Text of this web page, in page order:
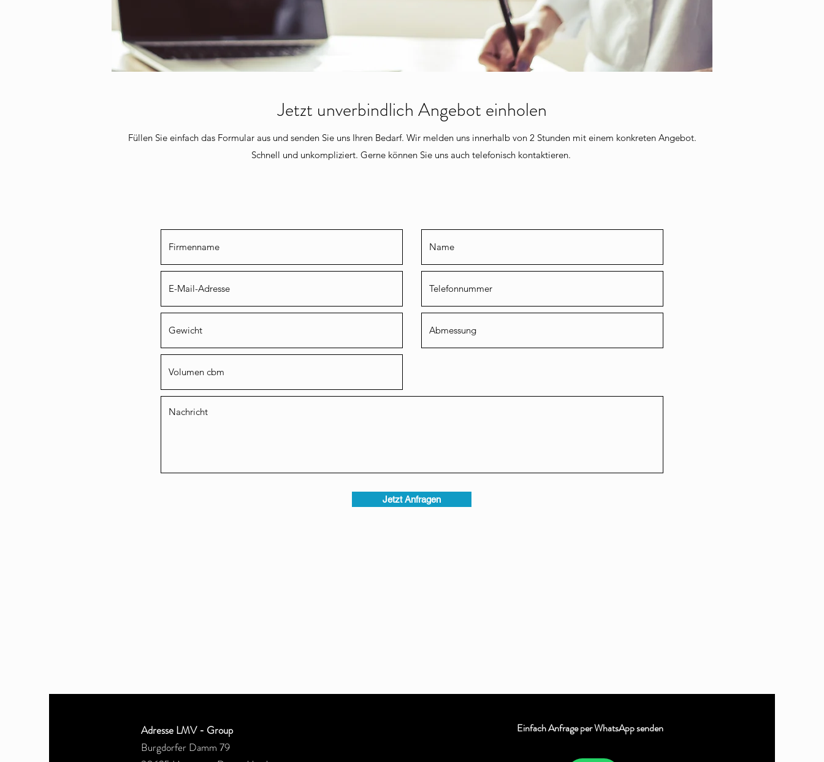
Jetzt unverbindlich Angebot einholen
Füllen Sie einfach das Formular aus und senden Sie uns Ihren Bedarf. Wir melden uns innerhalb von 2 Stunden mit einem konkreten Angebot.
Schnell und unkompliziert. Gerne können Sie uns auch telefonisch kontaktieren.
Jetzt Anfragen
Adresse LMV - Group
Burgdorfer Damm 79
Einfach Anfrage per WhatsApp senden